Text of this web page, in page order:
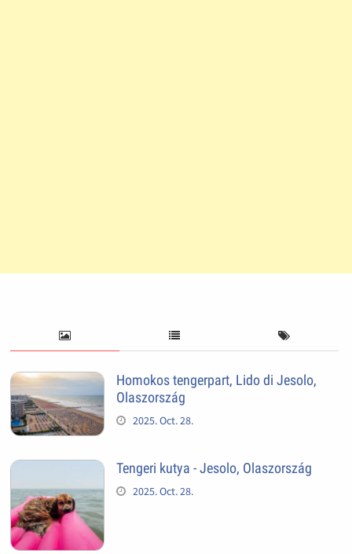
Homokos tengerpart, Lido di Jesolo,
Olaszország
2025. Oct. 28.
Tengeri kutya - Jesolo, Olaszország
2025. Oct. 28.